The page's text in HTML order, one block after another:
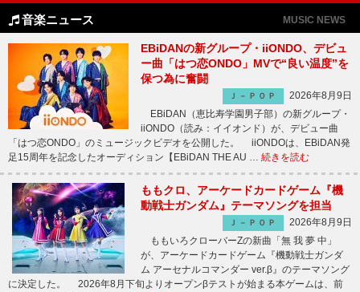
音楽ニュース MUSIC NEWS
EBiDANの新グループ・iiONDO、デビュ
ー曲「はつ恋ONDO」MVで“良い温度”を
保つ為に奮闘
Ｊ－ＰＯＰ
2026年8月9日
EBiDAN（恵比寿学園男子部）の新グループ・
iiONDO（読み：イイオンド）が、デビュー曲
「はつ恋ONDO」のミュージックビデオを公開した。 iiONDOは、EBiDAN発
足15周年を記念したオーディション【EBiDAN THE AU … 続きを読む
ももクロ、アーケードカードゲーム『機
動戦士ガンダム』テーマソングを担当
Ｊ－ＰＯＰ
2026年8月9日
ももいろクローバーZの新曲「無 我 夢 中」
が、アーケードカードゲーム『機動戦士ガンダ
ム アーセナルコマンダー ver.β』のテーマソング
に決定した。 2026年8月下旬よりオープンβテストが始まる本ゲームは、前